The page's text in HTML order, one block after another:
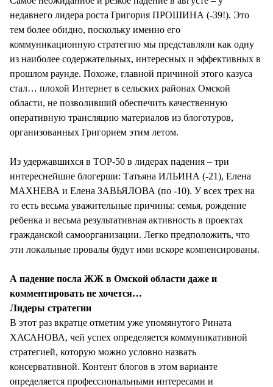
недавнего лидера роста Григория ПРОШИНА (-39!). Это
тем более обидно, поскольку именно его
коммуникационную стратегию мы представляли как одну
из наиболее содержательных, интересных и эффективных в
прошлом раунде. Похоже, главной причиной этого казуса
стал… плохой Интернет в сельских районах Омской
области, не позволивший обеспечить качественную
оперативную трансляцию материалов из блоготуров,
организованных Григорием этим летом.
Из удержавшихся в TOP-50 в лидерах падения – три
интереснейшие блогерши: Татьяна ИЛЬИНА (-21), Елена
МАХНЕВА и Елена ЗАВЬЯЛОВА (по -10). У всех трех на
то есть весьма уважительные причины: семья, рождение
ребенка и весьма результативная активность в проектах
гражданской самоорганизации. Легко предположить, что
эти локальные провалы будут ими вскоре компенсированы.
А падение посла ЖЖ в Омской области даже и
комментировать не хочется…
Лидеры стратегии
В этот раз вкратце отметим уже упомянутого Рината
ХАСАНОВА, чей успех определяется коммуникативной
стратегией, которую можно условно назвать
консервативной. Контент блогов в этом варианте
определяется профессиональными интересами и